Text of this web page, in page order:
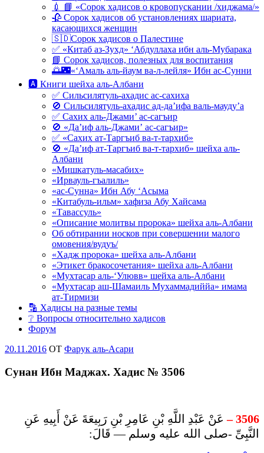
💉 📘 «Сорок хадисов о кровопускании /хиджама/»
🥀 Сорок хадисов об установлениях шариата,
касающихся женщин
🇸🇩Сорок хадисов о Палестине
✅ «Китаб аз-Зухд» ‘Абдуллаха ибн аль-Мубарака
📘 Сорок хадисов, полезных для воспитания
🌅🌃«‘Амаль аль-йаум ва-л-лейля» Ибн ас-Сунни
🅰 Книги шейха аль-Албани
✅ Сильсилятуль-ахадис ас-сахиха
🚫 Сильсилятуль-ахадис ад-да’ифа валь-мауду’а
✅ Сахих аль-Джами’ ас-сагъир
🚫 «Да’иф аль-Джами’ ас-сагъир»
✅ «Сахих ат-Таргъиб ва-т-тархиб»
🚫 «Да’иф ат-Таргъиб ва-т-тархиб» шейха аль-
Албани
«Мишкатуль-масабих»
«Ирвауль-гъалиль»
«ас-Сунна» Ибн Абу ‘Асыма
«Китабуль-ильм» хафиза Абу Хайсама
«Тавассуль»
«Описание молитвы пророка» шейха аль-Албани
Об обтирании носков при совершении малого
омовения/вудуъ/
«Хадж пророка» шейха аль-Албани
«Этикет бракосочетания» шейха аль-Албани
«Мухтасар аль-‘Улювв» шейха аль-Албани
«Мухтасар аш-Шамаиль Мухаммадиййа» имама
ат-Тирмизи
🔡 Хадисы на разные темы
❔ Вопросы относительно хадисов
Форум
Опубликовано
20.11.2016 OT Фарук аль-Асари
Сунан Ибн Маджах. Хадис № 3506
3506 –
عَنْ عَبْدِ اللَّهِ بْنِ عَامِرِ بْنِ رَبِيعَةَ عَنْ أَبِيهِ عَنِ
النَّبِىِّ -صلى الله عليه وسلم — قَالَ: